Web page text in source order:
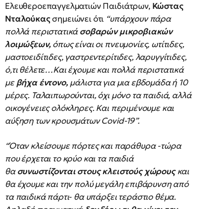
Ελευθεροεπαγγελματιών Παιδιάτρων, Κώστας
Νταλούκαςσημειώνει ότι “υπάρχουν πάρα
πολλά περιστατικάσοβαρών μικροβιακών
λοιμώξεων, όπως είναι οι πνευμονίες, ωτίτιδες,
μαστοειδίτιδες, γαστρεντερίτιδες, λαρυγγίτιδες,
ό,τι θέλετε…Και έχουμε και πολλά περιστατικά
μεβήχα έντονο, μάλιστα για μια εβδομάδα ή 10
μέρες. Ταλαιπωρούνται, όχι μόνο τα παιδιά, αλλά
οικογένειες ολόκληρες. Και περιμένουμε και
αύξηση των κρουσμάτων Covid-19”.
“Όταν κλείσουμε πόρτες και παράθυρα -τώρα
που έρχεται το κρύο και τα παιδιά
θασυνωστίζονται στους κλειστούς χώρουςκαι
θα έχουμε και την πολύ μεγάλη επιβάρυνση από
τα παιδικά πάρτι- θα υπάρξει τεράστιο θέμα.